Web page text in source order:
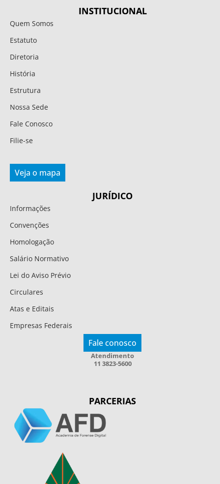
INSTITUCIONAL
Quem Somos
Estatuto
Diretoria
História
Estrutura
Nossa Sede
Fale Conosco
Filie-se
Veja o mapa
JURÍDICO
Informações
Convenções
Homologação
Salário Normativo
Lei do Aviso Prévio
Circulares
Atas e Editais
Empresas Federais
Fale conosco
Atendimento
11 3823-5600
PARCERIAS